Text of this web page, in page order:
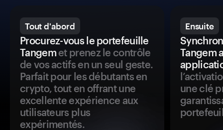
Tout d'abord
Procurez-vous le portefeuille
Tangemet prenez le contrôle
de vos actifs en un seul geste.
Parfait pour les débutants en
crypto, tout en offrant une
excellente expérience aux
utilisateurs plus
expérimentés.
Ensuite
Tangem
une clé